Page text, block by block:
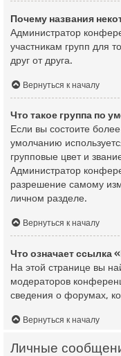
Почему названия
Администратор
участникам групп для
друг от друга.
Вернуться к началу
Что такое группа по
Если вы состоите
умолчанию
групповые цвет и
Администратор
разрешение самому
личном разделе.
Вернуться к началу
Что означает ссылка
На этой странице вы
модераторов
сведения о форумах,
Вернуться к началу
Личные